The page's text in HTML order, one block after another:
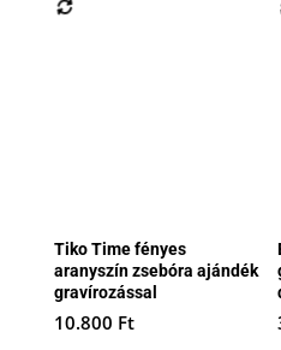
Tiko Time fényes
aranyszín zsebóra ajándék
gravírozással
10.800 Ft